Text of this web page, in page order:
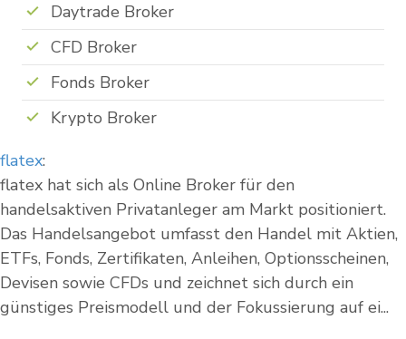
Daytrade Broker
CFD Broker
Fonds Broker
Krypto Broker
flatex:
flatex hat sich als Online Broker für den
handelsaktiven Privatanleger am Markt positioniert.
Das Handelsangebot umfasst den Handel mit Aktien,
ETFs, Fonds, Zertifikaten, Anleihen, Optionsscheinen,
Devisen sowie CFDs und zeichnet sich durch ein
günstiges Preismodell und der Fokussierung auf ei...